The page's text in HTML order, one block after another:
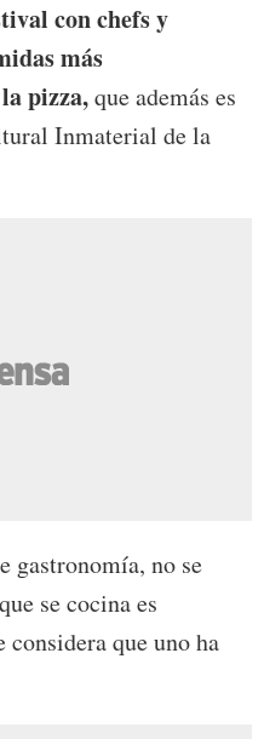
con chefs y
más
pizza,que además es
Inmaterial de la
gastronomía, no se
se cocina es
considera que uno ha